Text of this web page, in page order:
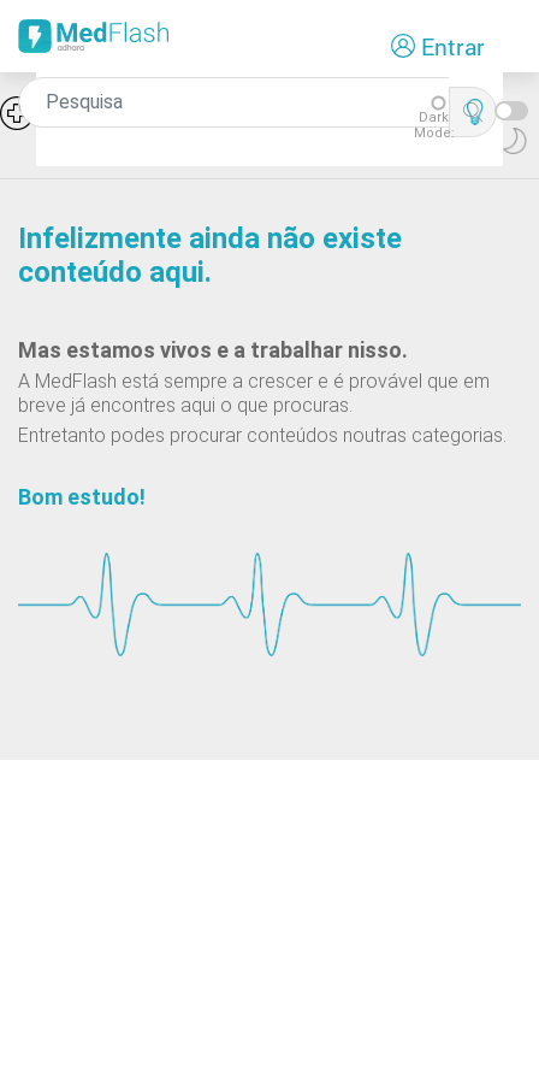
o
principal
Entrar
Icon Síndromes de falência medular:
Aplasia pura da série rubra
Dark
Mode:
Infelizmente ainda não existe
conteúdo aqui.
Mas estamos vivos e a trabalhar nisso.
A MedFlash está sempre a crescer e é provável que em
breve já encontres aqui o que procuras.
Entretanto podes procurar conteúdos noutras categorias.
Bom estudo!